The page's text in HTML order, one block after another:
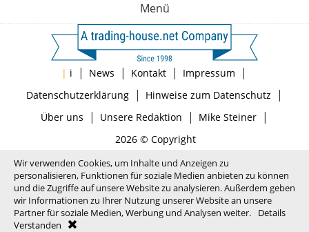
Menü
| i | News | Kontakt | Impressum |
Datenschutzerklärung| Hinweise zum Datenschutz |
Über uns | Unsere Redaktion | Mike Steiner|
2026 © Copyright
Wir verwenden Cookies, um Inhalte und Anzeigen zu
personalisieren, Funktionen für soziale Medien anbieten zu können
und die Zugriffe auf unsere Website zu analysieren. Außerdem geben
wir Informationen zu Ihrer Nutzung unserer Website an unsere
Partner für soziale Medien, Werbung und Analysen weiter.
Details
Verstanden